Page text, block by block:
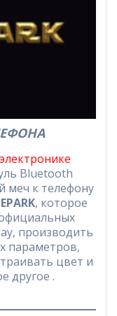
Bluetooth
меч к телефону
, которое
производить
параметров,
цвет и
другое .